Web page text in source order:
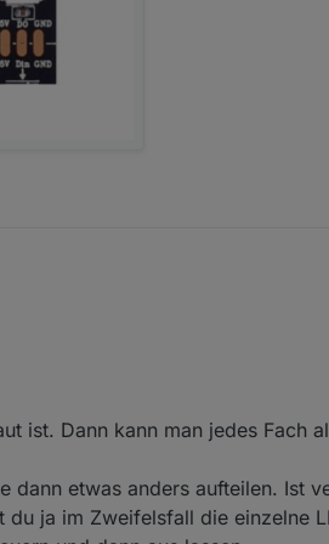
von oben nach unten. Per WLED
ist. Dann kann man jedes Fach
dann etwas anders aufteilen. Ist
ja im Zweifelsfall die einzelne